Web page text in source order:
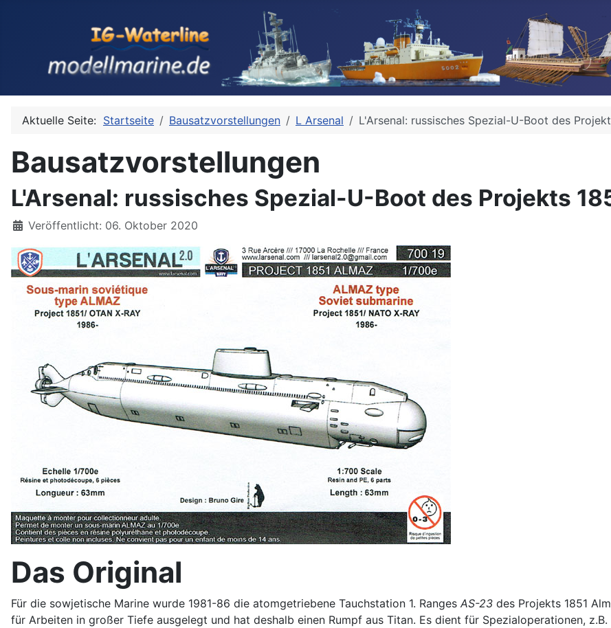
Aktuelle Seite: Startseite Bausatzvorstellungen L Arsenal L'Arsenal: russisches Spezial-U-Boot des
Bausatzvorstellungen
L'Arsenal: russisches Spezial-U-Boot des Projekts
Details
Veröffentlicht: 06. Oktober 2020
Das Original
Für die sowjetische Marine wurde 1981-86 die atomgetriebene Tauchstation 1. Ranges AS-23 des Projekts 1851
für Arbeiten in großer Tiefe ausgelegt und hat deshalb einen Rumpf aus Titan. Es dient für Spezialoperationen,